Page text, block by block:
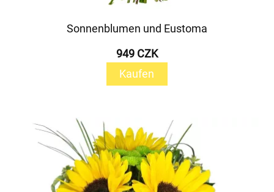
Sonnenblumen und Eustoma
949 CZK
Kaufen